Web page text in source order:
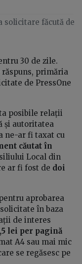
solicitare făcută de
30 de zile.
răspuns, primăria
de PressOne
posibile relații
și autoritatea
ne-ar fi taxat cu
căutat în
Local din
ar fi fost de doi
aprobarea
în baza
de interes
lei per pagină
A4 sau mai mic
se regăsesc pe